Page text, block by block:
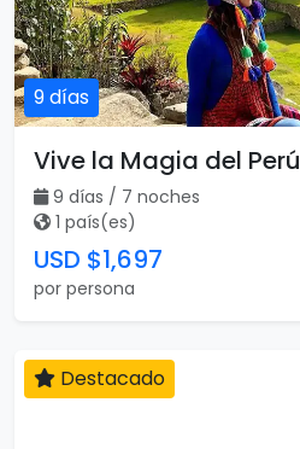
9 días
Vive la Magia del Perú
9 días / 7 noches
1 país(es)
USD $1,697
por persona
Destacado